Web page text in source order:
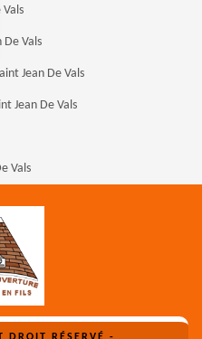
De Vals
Jean De Vals
Jean De Vals
Vals
RÉSERVÉ -